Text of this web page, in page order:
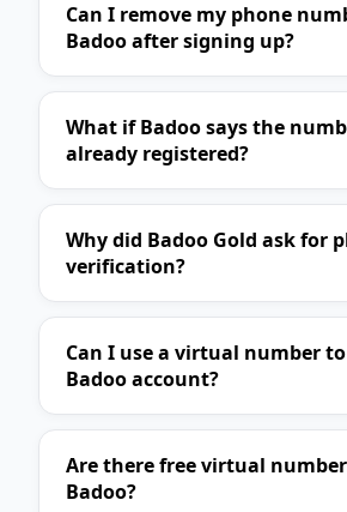
Grab
Gojek
Careem
Kayak
Canva
Dropbox
Google Drive
Mega
OnlyFans
Fortnite
Genshin Impact
Ok.ru
Can I remove my phone
Badoo after signing up?
What if Badoo says the
already registered?
Why did Badoo Gold ask for
verification?
Can I use a virtual number
Badoo account?
Are there free virtual
Badoo?